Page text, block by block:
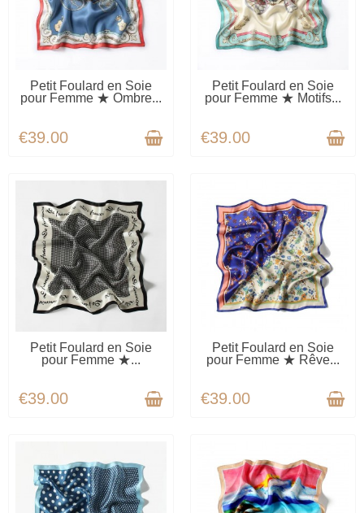
AVAILABLE
Petit Foulard en Soie
pour Femme ★ Ombre...
€39.00
AVAILABLE
Petit Foulard en Soie
pour Femme ★ Motifs...
€39.00
AVAILABLE
Petit Foulard en Soie
pour Femme ★...
€39.00
AVAILABLE
Petit Foulard en Soie
pour Femme ★ Rêve...
€39.00